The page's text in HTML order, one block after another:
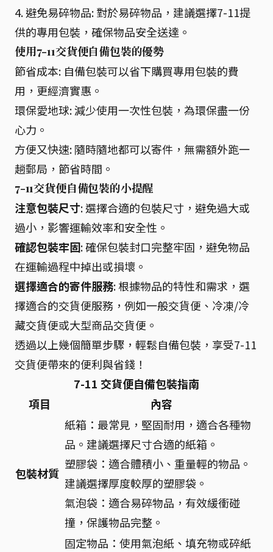
4. 避免易碎物品: 對於易碎物品，建議選擇7-11提
供的專用包裝，確保物品安全送達。
使用7-11交貨便自備包裝的優勢
節省成本: 自備包裝可以省下購買專用包裝的費
用，更經濟實惠。
環保愛地球: 減少使用一次性包裝，為環保盡一份
心力。
方便又快速: 隨時隨地都可以寄件，無需額外跑一
趟郵局，節省時間。
7-11交貨便自備包裝的小提醒
注意包裝尺寸: 選擇合適的包裝尺寸，避免過大或
過小，影響運輸效率和安全性。
確認包裝牢固: 確保包裝封口完整牢固，避免物品
在運輸過程中掉出或損壞。
選擇適合的寄件服務: 根據物品的特性和需求，選
擇適合的交貨便服務，例如一般交貨便、冷凍/冷
藏交貨便或大型商品交貨便。
透過以上幾個簡單步驟，輕鬆自備包裝，享受7-11
交貨便帶來的便利與省錢！
7-11 交貨便自備包裝指南
項目
內容
包裝材質
紙箱：最常見，堅固耐用，適合各種物
品。建議選擇尺寸合適的紙箱。
塑膠袋：適合體積小、重量輕的物品。
建議選擇厚度較厚的塑膠袋。
氣泡袋：適合易碎物品，有效緩衝碰
撞，保護物品完整。
固定物品：使用氣泡紙、填充物或碎紙